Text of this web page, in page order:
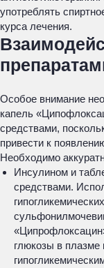
употреблять
курса лечения.
Особое внимание
капель
средствами,
привести к
Необходимо
Инсулином и
средствами.
глюкозы в плазме